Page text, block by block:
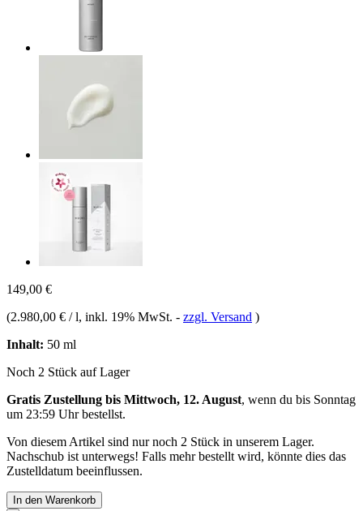
149,00 €
(2.980,00 € / l, inkl. 19% MwSt. - zzgl. Versand )
Inhalt: 50 ml
Noch 2 Stück auf Lager
Gratis Zustellung bis Mittwoch, 12. August, wenn du bis Sonntag
um 23:59 Uhrbestellst.
Von diesem Artikel sind nur noch 2 Stück in unserem Lager.
Nachschub ist unterwegs! Falls mehr bestellt wird, könnte dies das
Zustelldatum beeinflussen.
In den Warenkorb